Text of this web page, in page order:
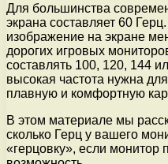
Для большинства
экрана составляет 60
изображение на экране
дорогих игровых
составлять 100, 120, 144
высокая частота нужна
плавную и комфортную
В этом материале мы
сколько Герц у вашего
«герцовку», если монитор